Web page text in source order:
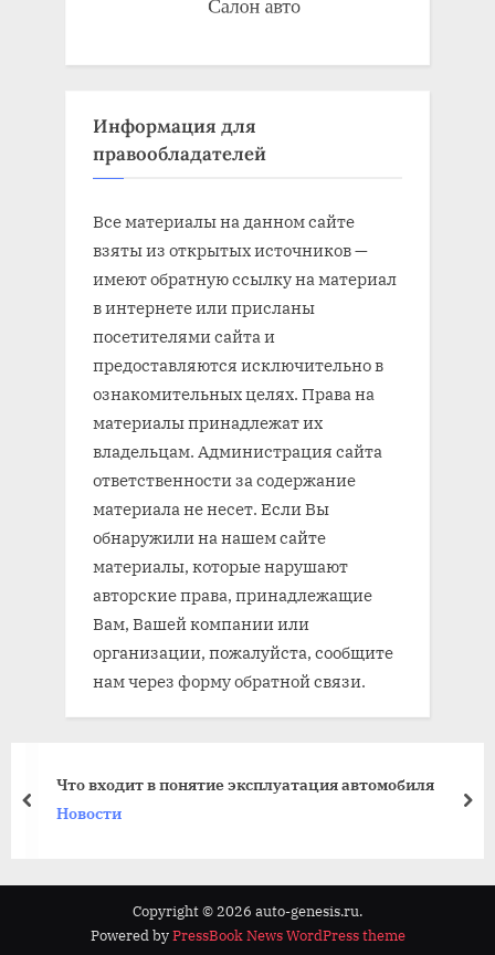
Информация для
правообладателей
Все материалы на данном сайте
взяты из открытых источников —
имеют обратную ссылку на материал
в интернете или присланы
посетителями сайта и
предоставляются исключительно в
ознакомительных целях. Права на
материалы принадлежат их
владельцам. Администрация сайта
ответственности за содержание
материала не несет. Если Вы
обнаружили на нашем сайте
материалы, которые нарушают
авторские права, принадлежащие
Вам, Вашей компании или
организации, пожалуйста, сообщите
нам через форму обратной связи.
Что входит в понятие эксплуатация автомобиля
Новости
prev
Copyright © 2026 auto-genesis.ru.
Powered byPressBook News WordPress theme